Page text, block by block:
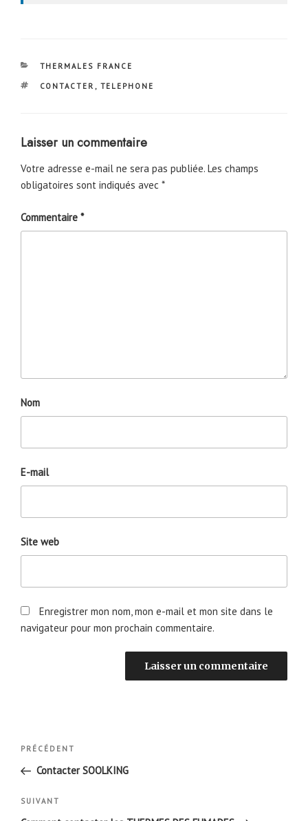
CATÉGORIES
THERMALES FRANCE
ÉTIQUETTES
CONTACTER , TELEPHONE
Laisser un commentaire
Votre adresse e-mail ne sera pas publiée. Les champs
obligatoires sont indiqués avec *
Commentaire *
Nom
E-mail
Site web
Enregistrer mon nom, mon e-mail et mon site dans le
navigateur pour mon prochain commentaire.
Navigation
l’article
Article
précédent
PRÉCÉDENT
Contacter SOOLKING
Article
SUIVANT